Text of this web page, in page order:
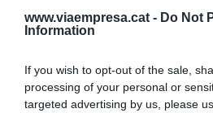
www.viaempresa.cat - Do Not
Information
If you wish to opt-out of the sale,
processing of your personal or
targeted advertising by us, please
de Google de forma
Mantente informado con las
actualidad